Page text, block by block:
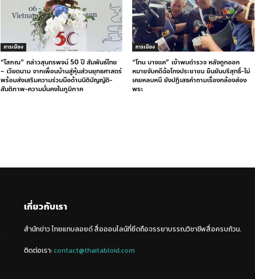
การเมือง
“โสภณ” กล่าวสุนทรพจน์ 50 ปี สัมพันธ์ไทย
– เวียดนาม จากเพื่อนบ้านสู่หุ้นส่วนยุทธศาสตร์
พร้อมส่งเสริมความร่วมมือด้านนิติบัญญัติ-
สันติภาพ-ความมั่นคงในภูมิภาค
การเมือง
“โทน บางแค” เข้าพบตำรวจ หลังถูกออก
หมายจับคดีฉ้อโกงประชาชน ยืนยันบริสุทธิ์-ไม่
เคยหลบหนี ยังปฏิเสธคำถามเรื่องกล้องส่อง
พระ
เกี่ยวกับเรา
สำนักข่าว ไทยแทบลอยด์ สื่อออนไลน์ที่ยึดถือจรรยาบรรณวิชาชีพสื่อครบถ้วน.
ติดต่อเรา:contact@thaitabloid.com